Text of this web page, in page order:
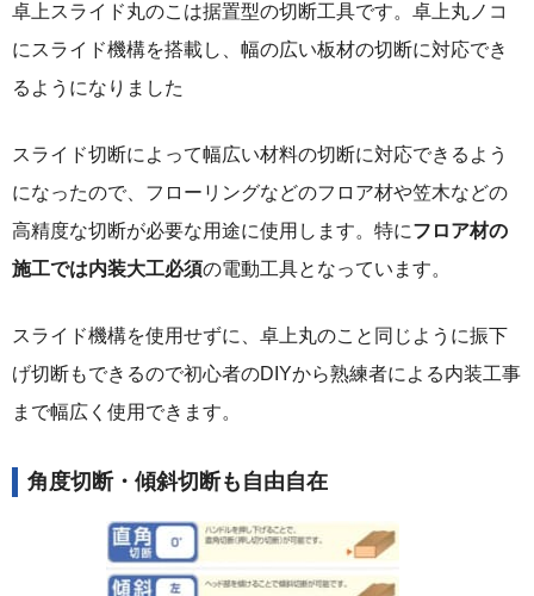
卓上スライド丸のこは据置型の切断工具です。卓上丸ノコ
にスライド機構を搭載し、幅の広い板材の切断に対応でき
るようになりました
スライド切断によって幅広い材料の切断に対応できるよう
になったので、フローリングなどのフロア材や笠木などの
高精度な切断が必要な用途に使用します。特にフロア材の
施工では内装大工必須の電動工具となっています。
スライド機構を使用せずに、卓上丸のこと同じように振下
げ切断もできるので初心者のDIYから熟練者による内装工事
まで幅広く使用できます。
角度切断・傾斜切断も自由自在